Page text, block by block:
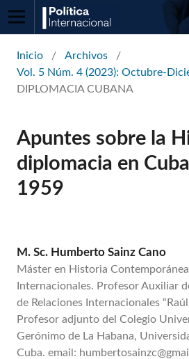
Inicio / Archivos
/
Vol. 5 Núm. 4 (2023): Octubre-
DIPLOMACIA CUBANA
Apuntes sobre la
diplomacia en
1959
M. Sc. Humberto Sainz Cano
Máster en Historia
Internacionales. Profesor Auxiliar
de Relaciones Internacionales “Raúl
Profesor adjunto del Colegio
Gerónimo de La Habana,
Cuba. email: